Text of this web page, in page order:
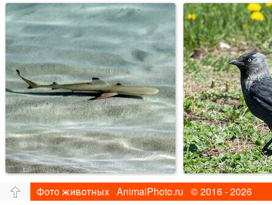
Фото животных AnimalPhoto.ru © 2016 - 2026